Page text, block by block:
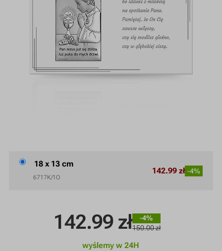
142.99 zł
-4%
150.00 zł
wyślemy w 24H
18 x 13 cm
6717K/1O
142.99 zł -4%